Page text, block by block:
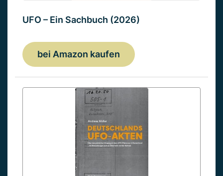
UFO – Ein Sachbuch (2026)
bei Amazon kaufen